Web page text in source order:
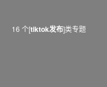
16 个[tiktok发布]类专题